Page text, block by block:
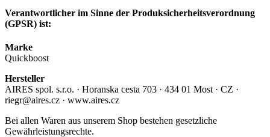
Verantwortlicher im Sinne der Produksicherheitsverordnung
(GPSR) ist:
Marke
Quickboost
Hersteller
AIRES spol. s.r.o. · Horanska cesta 703 · 434 01 Most · CZ ·
riegr@aires.cz · www.aires.cz
Bei allen Waren aus unserem Shop bestehen gesetzliche
Gewährleistungsrechte.